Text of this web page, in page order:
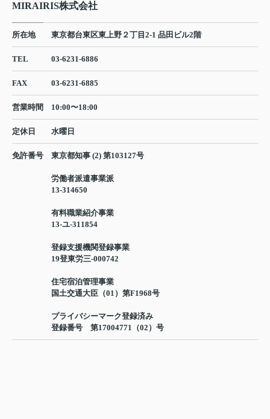
MIRAIRIS株式会社
所在地 東京都台東区東上野２丁目2-1 品田ビル2階
TEL 03-6231-6886
FAX 03-6231-6885
営業時間 10:00〜18:00
定休日 水曜日
免許番号 東京都知事 (2) 第103127号
労働者派遣事業派
13-314650
有料職業紹介事業
13-ユ-311854
登録支援機関登録事業
19登東労三-000742
住宅宿泊管理事業
国土交通大臣（01）第F1968号
プライバシーマーク登録済み
登録番号 第17004771（02）号